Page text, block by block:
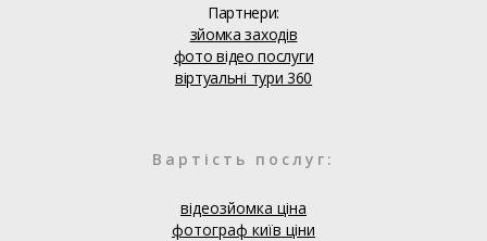
Партнери:
зйомка заходів
фото відео послуги
віртуальні тури 360
Вартість послуг:
відеозйомка ціна
фотограф київ ціни